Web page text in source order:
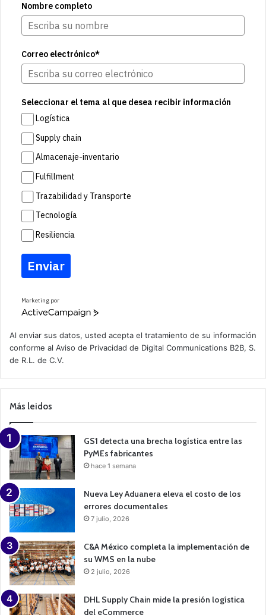
Nombre completo
Correo electrónico*
Seleccionar el tema al que desea recibir información
Logística
Supply chain
Almacenaje-inventario
Fulfillment
Trazabilidad y Transporte
Tecnología
Resiliencia
Enviar
Marketing por
A
v
e
a
m
a
n
Al enviar sus datos, usted acepta el tratamiento de su información
conforme al Aviso de Privacidad de Digital Communications B2B, S.
de R.L. de C.V.
Más leidos
GS1 detecta una brecha logística entre las
PyMEs fabricantes
hace 1 semana
Nueva Ley Aduanera eleva el costo de los
errores documentales
7 julio, 2026
C&A México completa la implementación de
su WMS en la nube
2 julio, 2026
DHL Supply Chain mide la presión logística
del eCommerce